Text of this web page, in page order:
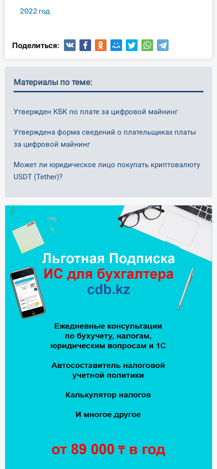
2022 год
Поделиться:
Материалы по теме:
Утвержден КБК по плате за цифровой майнинг
Утверждена форма сведений о плательщиках платы
за цифровой майнинг
Может ли юридическое лицо покупать криптовалюту
USDT (Tether)?